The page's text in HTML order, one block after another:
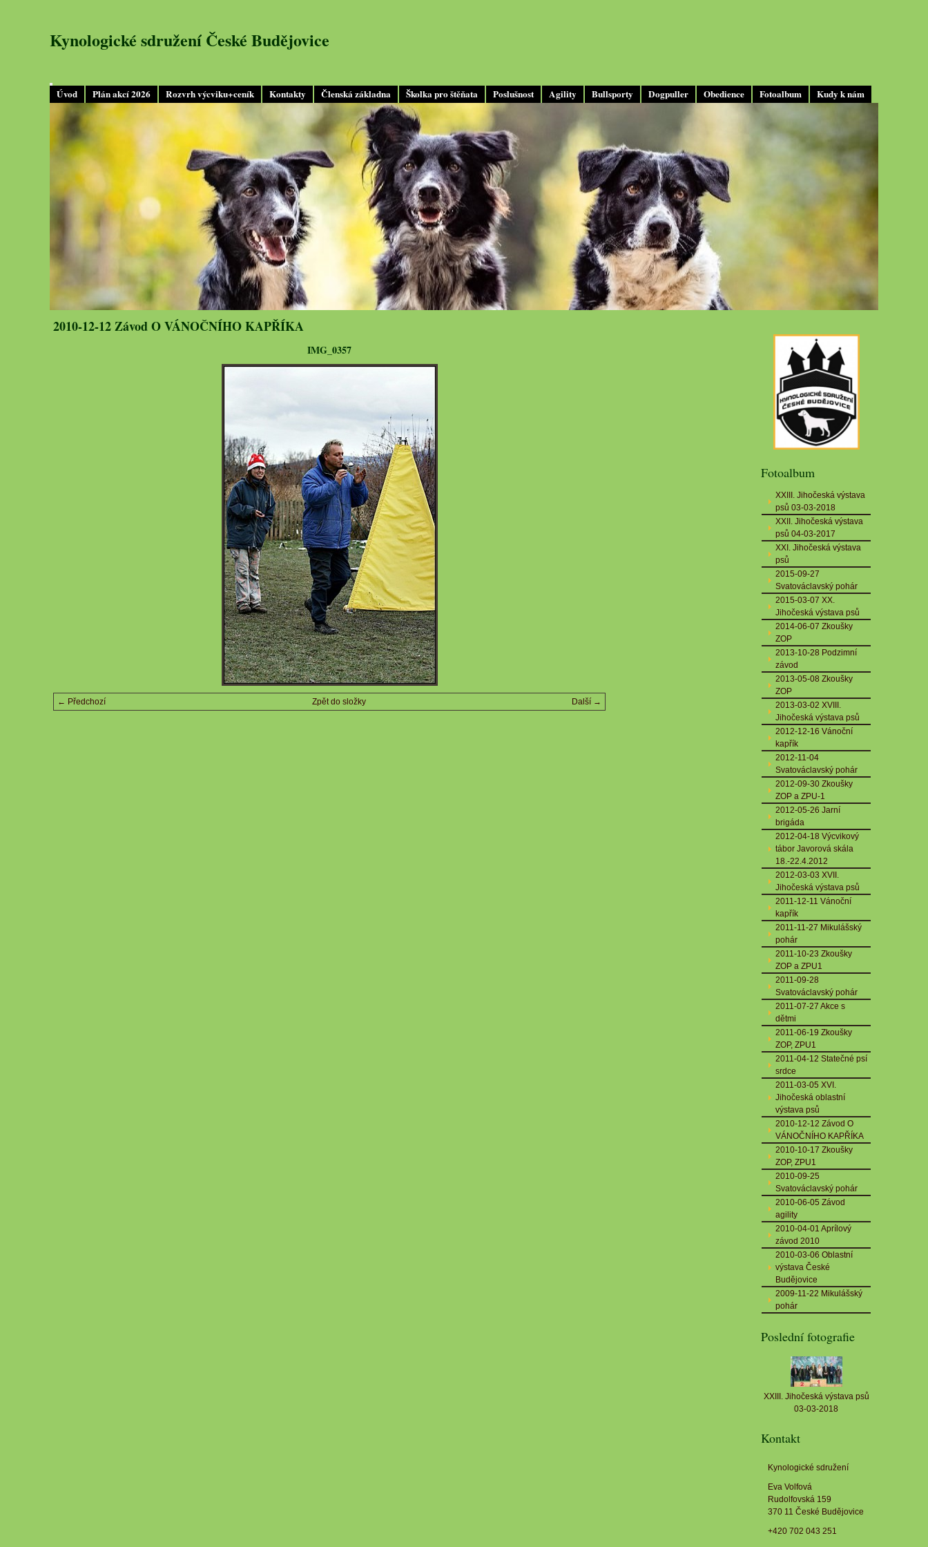
Úvod Plán akcí 2026 Rozvrh výcviku+ceník Kontakty Členská základna Školka pro štěňata Poslušnost Agility Bullsporty Dogpuller Obedience Fotoalbum Kudy k nám
Kynologické sdružení České Budějovice
2010-12-12 Závod O VÁNOČNÍHO KAPŘÍKA
IMG_0357
← Předchozí Další →
Zpět do složky
Fotoalbum
XXIII. Jihočeská výstava
psů 03-03-2018
XXII. Jihočeská výstava
psů 04-03-2017
XXI. Jihočeská výstava
psů
2015-09-27
Svatováclavský pohár
2015-03-07 XX.
Jihočeská výstava psů
2014-06-07 Zkoušky
ZOP
2013-10-28 Podzimní
závod
2013-05-08 Zkoušky
ZOP
2013-03-02 XVIII.
Jihočeská výstava psů
2012-12-16 Vánoční
kapřík
2012-11-04
Svatováclavský pohár
2012-09-30 Zkoušky
ZOP a ZPU-1
2012-05-26 Jarní
brigáda
2012-04-18 Výcvikový
tábor Javorová skála
18.-22.4.2012
2012-03-03 XVII.
Jihočeská výstava psů
2011-12-11 Vánoční
kapřík
2011-11-27 Mikulášský
pohár
2011-10-23 Zkoušky
ZOP a ZPU1
2011-09-28
Svatováclavský pohár
2011-07-27 Akce s
dětmi
2011-06-19 Zkoušky
ZOP, ZPU1
2011-04-12 Statečné psí
srdce
2011-03-05 XVI.
Jihočeská oblastní
výstava psů
2010-12-12 Závod O
VÁNOČNÍHO KAPŘÍKA
2010-10-17 Zkoušky
ZOP, ZPU1
2010-09-25
Svatováclavský pohár
2010-06-05 Závod
agility
2010-04-01 Aprílový
závod 2010
2010-03-06 Oblastní
výstava České
Budějovice
2009-11-22 Mikulášský
pohár
Poslední fotografie
XXIII. Jihočeská výstava psů
03-03-2018
Kontakt
Kynologické sdružení
Eva Volfová
Rudolfovská 159
370 11 České Budějovice
+420 702 043 251